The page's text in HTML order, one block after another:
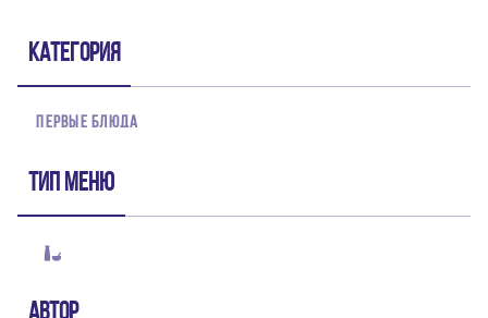
Категория
ПЕРВЫЕ БЛЮДА
Тип меню